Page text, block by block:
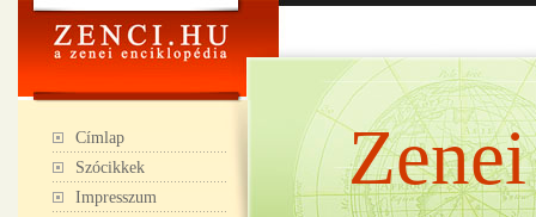
Címlap
Szócikkek
Impresszum